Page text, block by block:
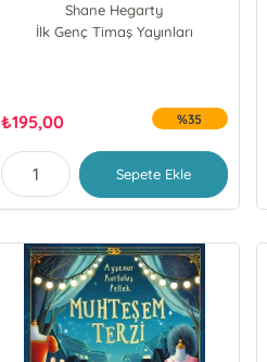
Shane Hegarty
İlk Genç Timaş Yayınları
₺195,00 %35
Sepete Ekle